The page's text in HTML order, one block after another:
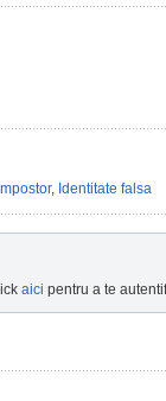
Impostor, Identitate falsa
aici pentru a te